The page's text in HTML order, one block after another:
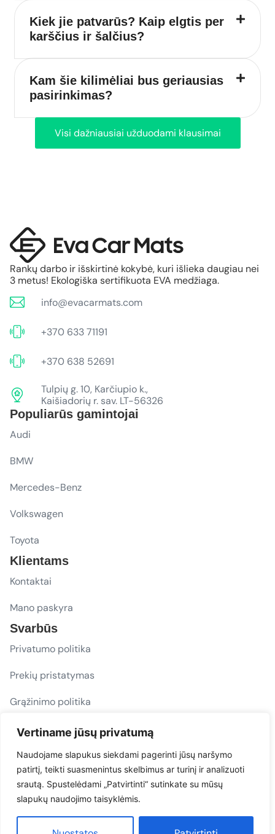
Vertiname jūsų privatumą
Naudojame slapukus siekdami pagerinti jūsų naršymo
patirtį, teikti suasmenintus skelbimus ar turinį ir analizuoti
srautą. Spustelėdami „Patvirtinti“ sutinkate su mūsų
slapukų naudojimo taisyklėmis.
Kiek jie patvarūs? Kaip elgtis per
karščius ir šalčius?
Kam šie kilimėliai bus geriausias
pasirinkimas?
Visi dažniausiai užduodami klausimai
Rankų darbo ir išskirtinė kokybė, kuri išlieka daugiau nei
3 metus! Ekologiška sertifikuota EVA medžiaga.
info@evacarmats.com
+370 633 71191
+370 638 52691
Tulpių g. 10, Karčiupio k.,
Kaišiadorių r. sav. LT-56326
Populiarūs gamintojai
Audi
BMW
Mercedes-Benz
Volkswagen
Toyota
Klientams
Kontaktai
Mano paskyra
Svarbūs
Privatumo politika
Prekių pristatymas
Grąžinimo politika
D. U. K.
Sekite mus
evacarmats
© Copyright 2026 | Eva Car Mats
Sprendimas